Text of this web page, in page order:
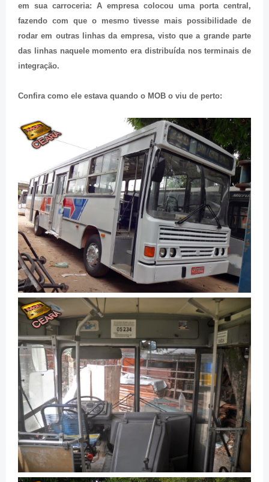
em sua carroceria: A empresa colocou uma porta central,
fazendo com que o mesmo tivesse mais possibilidade de
rodar em outras linhas da empresa, visto que a grande parte
das linhas naquele momento era distribuída nos terminais de
integração.
Confira como ele estava quando o MOB o viu de perto: